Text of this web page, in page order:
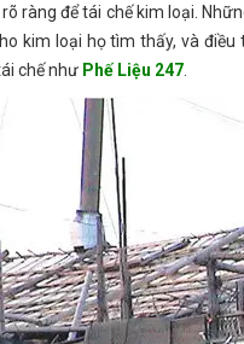
ràng để tái chế kim loại.
kim loại họ tìm thấy, và
chế như Phế Liệu 247